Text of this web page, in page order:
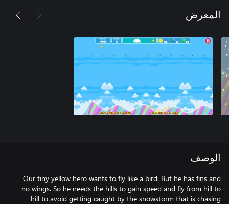
المعرض
الوصف
Our tiny yellow hero wants to fly like a bird. But he has fins and
no wings. So he needs the hills to gain speed and fly from hill to
hill to avoid getting caught by the snowstorm that is chasing